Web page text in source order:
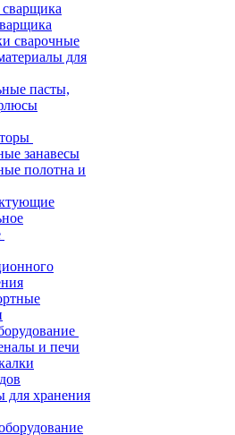
сварочные
для
пасты,
занавесы
полотна и
и печи
для хранения